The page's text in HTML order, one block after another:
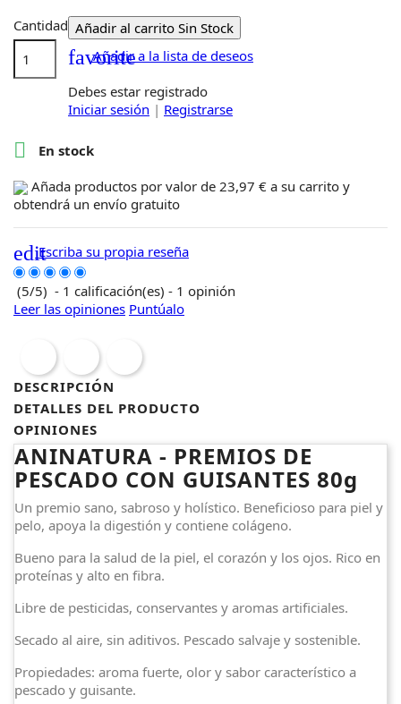
Cantidad Añadir al carrito Sin Stock
favorite
Añadir a la lista de deseos
Debes estar registrado
Iniciar sesión | Registrarse

En stock
Añada productos por valor de 23,97 € a su carrito y
obtendrá un envío gratuito
editEscriba su propia reseña
(5/5) - 1 calificación(es) - 1 opinión
Leer las opiniones Puntúalo
DESCRIPCIÓN
DETALLES DEL PRODUCTO
OPINIONES
ANINATURA - PREMIOS DE
PESCADO CON GUISANTES 80g
Un premio sano, sabroso y holístico. Beneficioso para piel y
pelo, apoya la digestión y contiene colágeno.
Bueno para la salud de la piel, el corazón y los ojos. Rico en
proteínas y alto en fibra.
Libre de pesticidas, conservantes y aromas artificiales.
Secado al aire, sin aditivos. Pescado salvaje y sostenible.
Propiedades: aroma fuerte, olor y sabor característico a
pescado y guisante.